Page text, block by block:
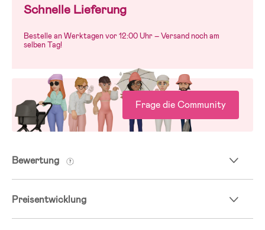
Schnelle Lieferung
Bestelle an Werktagen vor 12:00 Uhr – Versand noch am
selben Tag!
Frage die Community
Bewertung
Preisentwicklung